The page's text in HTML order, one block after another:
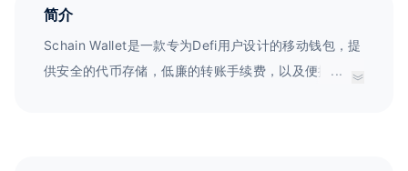
简介
Schain Wallet是一款专为Defi用户设计的移动钱包，提
供安全的代币存储，低廉的转账手续费，以及便捷的质
...